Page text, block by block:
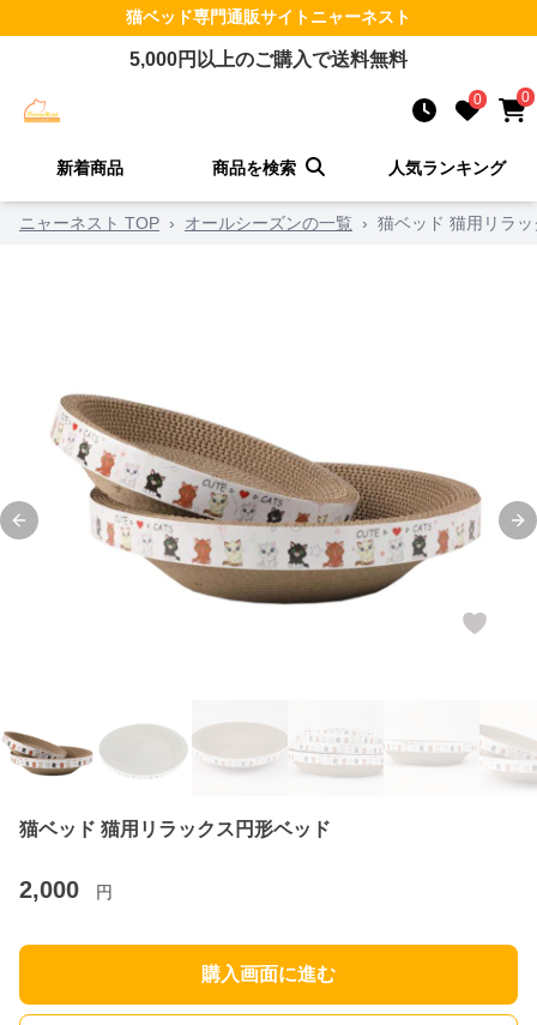
猫ベッド専門通販サイトニャーネスト
5,000円以上のご購入で送料無料
0 0
新着商品 商品を検索 人気ランキング
ニャーネスト TOP › オールシーズンの一覧 › 猫ベッド 猫用リラ
Previous slide
猫ベッド 猫用リラックス円形ベッド
2,000 円
購入画面に進む